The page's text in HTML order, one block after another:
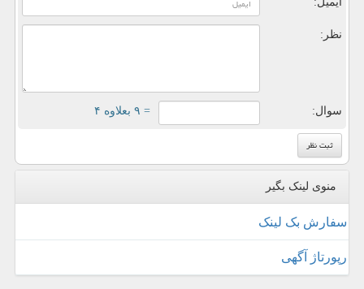
نظر:
سوال: = ۹ بعلاوه ۴
منوی لینک بگیر
سفارش بک لینک
رپورتاژ آگهی